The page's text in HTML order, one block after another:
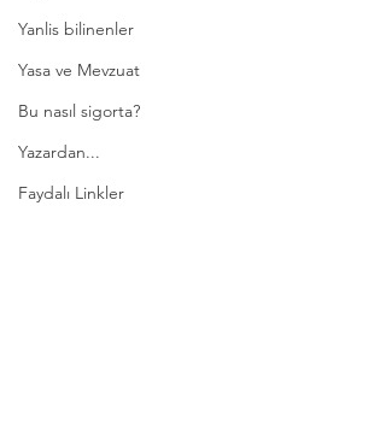
Yanlis bilinenler
Yasa ve Mevzuat
Bu nasıl sigorta?
Yazardan...
Faydalı Linkler